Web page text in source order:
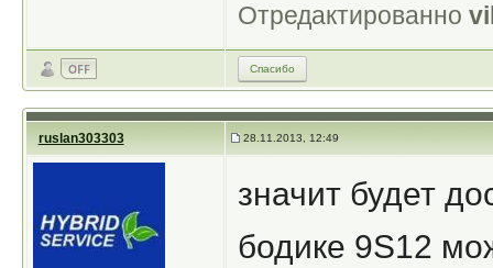
Отредактированно
Спасибо
ruslan303303 28.11.2013, 12:49
значит будет
бодике 9S12